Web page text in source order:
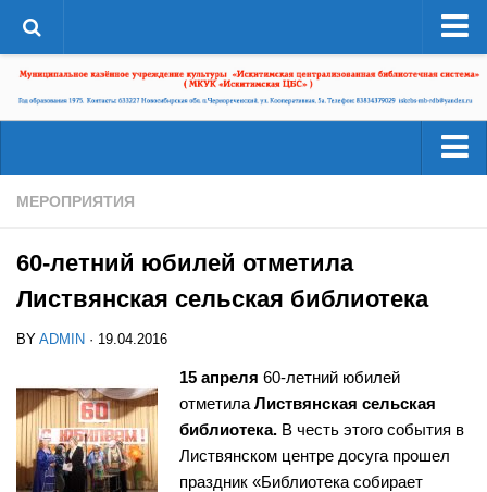
О системе
ЦБС в СМИ
ЦБС сегодня
Библиотеки района
Агролесовская сельская библиотека №16
Беловская сельская библиотека №5
Сельская библиотека п. Бердь №29
Читателям
Ресурсы
Проекты
Конкурсы
Независимая оценка качества
МЕРОПРИЯТИЯ
60-летний юбилей отметила
Листвянская сельская библиотека
BY ADMIN · 19.04.2016
15 апреля 60-летний юбилей
отметила Листвянская сельская
библиотека. В честь этого события в
Листвянском центре досуга прошел
праздник «Библиотека собирает